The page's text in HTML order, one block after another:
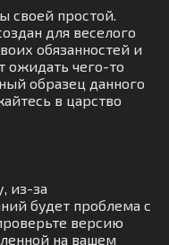
своей простой.
для веселого
обязанностей и
ожидать чего-то
образец данного
в царство
из-за
будет проблема с
версию
на вашем